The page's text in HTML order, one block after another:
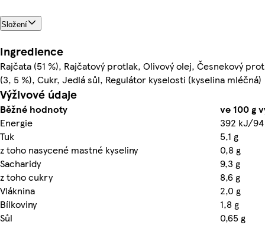
Složení
Ingredience
Rajčata (51 %), Rajčatový protlak, Olivový olej, Česnekový
(3, 5 %), Cukr, Jedlá sůl, Regulátor kyselosti (kyselina mléčná)
Výživové údaje
Běžné hodnoty
ve 100 g
Energie
392 kJ/
Tuk
5,1 g
z toho nasycené mastné kyseliny
0,8 g
Sacharidy
9,3 g
z toho cukry
8,6 g
Vláknina
2,0 g
Bílkoviny
1,8 g
Sůl
0,65 g